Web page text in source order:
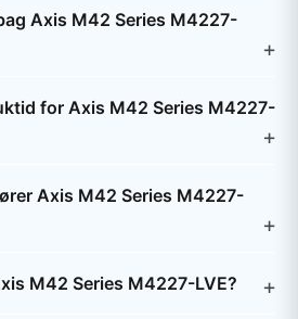
Axis M42 Series M4227-
for Axis M42 Series M4227-
Axis M42 Series M4227-
M42 Series M4227-LVE?